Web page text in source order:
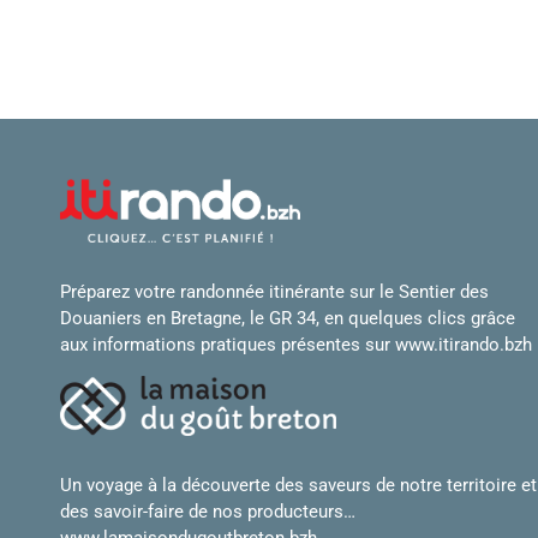
Préparez votre randonnée itinérante sur le Sentier des
Douaniers en Bretagne, le GR 34, en quelques clics grâce
aux informations pratiques présentes sur www.itirando.bzh
Un voyage à la découverte des saveurs de notre territoire et
des savoir-faire de nos producteurs…